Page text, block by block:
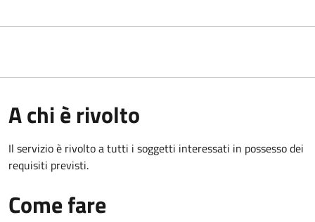
A chi è rivolto
Il servizio è rivolto a tutti i soggetti interessati in possesso dei
requisiti previsti.
Come fare